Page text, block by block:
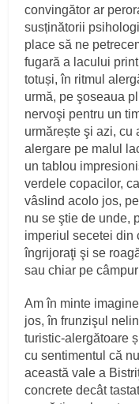
convingător ar
susținătorii
place să ne
fugară a lacului
totuși, în ritmul
urmă, pe şoseaua
nervoşi pentru un
urmărește şi azi, cu
alergare pe malul
un tablou
verdele copacilor,
vâslind acolo jos,
nu se ştie de unde,
imperiul secetei din
îngrijoraţi şi se
sau chiar pe
Am în minte
jos, în frunzişul
turistic-alergătoare
cu sentimentul că
această vale a
concrete decât